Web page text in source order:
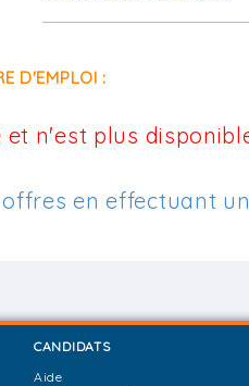
D'EMPLOI :
n'est plus
en effectuant
CANDIDATS
Aide